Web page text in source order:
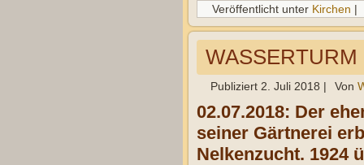
Veröffentlicht unter Kirchen |
Publiziert 2. Juli 2018 | Von
02.07.2018: Der
seiner Gärtnerei
Nelkenzucht. 1924